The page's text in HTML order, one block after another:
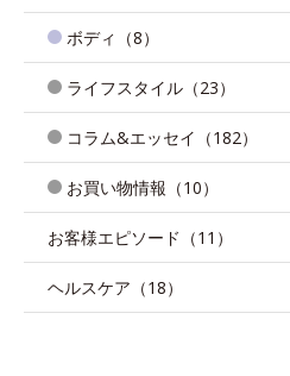
ボディ（8）
ライフスタイル（23）
コラム&エッセイ（182）
お買い物情報（10）
お客様エピソード（11）
ヘルスケア（18）